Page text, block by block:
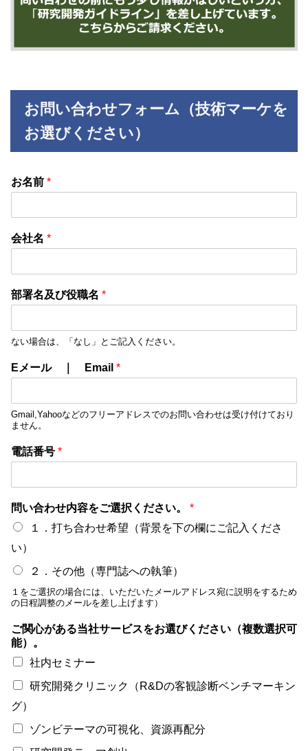
お問い合わせフォーム（技術マーケを
お選びください）
お名前 *
会社名 *
部署名及び役職名 *
ない場合は、「なし」とご記入ください。
Eメール ｜ Email *
Gmail,Yahooなどのフリーアドレスでのお問い合わせは受け付けており
ません。
電話番号 *
問い合わせ内容をご選択ください。 *
１．打ち合わせ希望（背景を下の欄にご記入くださ
い）
２．その他（専門誌への執筆）
１をご選択の場合には、いただいたメールアドレス宛に説明をするため
の日程調整のメールを差し上げます）
ご関心がある当社サービスをお選びください（複数選択可
能）。
社内セミナー
研究開発クリニック（R&Dの客観診断ベンチマーキン
グ）
ゾンビテーマの可視化、資源再配分